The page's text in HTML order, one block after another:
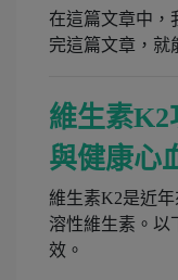
在這篇文章中，
完這篇文章，就
維生素K2
與健康心
維生素K2是近
溶性維生素。以
效。